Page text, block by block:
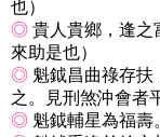
也）
◎ 貴人貴鄉，逢之
來助是也）
◎ 魁鉞昌曲祿存扶
之。見刑煞沖會者
◎ 魁鉞輔星為福壽